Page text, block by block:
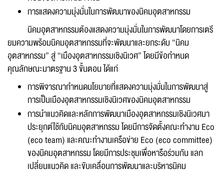
การแสดงความมุ่งมั่นในการพัฒนาของนิคมอุตสาหกรรม
นิคมอุตสาหกรรมต้องแสดงความมุ่งมั่นในการพัฒนาโดยการเตรี
ยมความพร้อมนิคมอุตสาหกรรมที่จะพัฒนาและยกระดับ “นิคม
อุตสาหกรรม” สู่ “เมืองอุตสาหกรรมเชิงนิเวศ” โดยมีข้อกำหนด
คุณลักษณะมาตรฐาน 3 ขั้นตอน ได้แก่
การพิจารณากำหนดนโยบายที่แสดงความมุ่งมั่นในการพัฒนาสู่
การเป็นเมืองอุตสาหกรรมเชิงนิเวศของนิคมอุตสาหกรรม
การนำแนวคิดและหลักการพัฒนาเมืองอุตสาหกรรมเชิงนิเวศมา
ประยุกต์ใช้กับนิคมอุตสาหกรรม โดยมีการจัดตั้งคณะทำงาน Eco
(eco team) และคณะทำงานเครือข่าย Eco (eco committee)
ของนิคมอุตสาหกรรม โดยมีการประชุมเพื่อหารือร่วมกัน แลก
เปลี่ยนแนวคิด และขับเคลื่อนการพัฒนาและบริหารนิคม